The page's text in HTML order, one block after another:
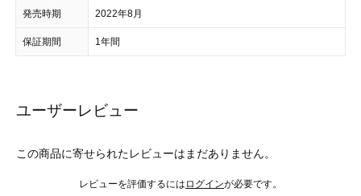
発売時期 2022年8月
保証期間 1年間
ユーザーレビュー
この商品に寄せられたレビューはまだありません。
レビューを評価するには ログインが必要です。